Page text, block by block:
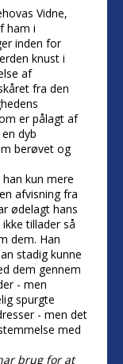
Vidne,
ham i
inden for
knust i
af
fra den
er pålagt af
dyb
berøvet og
kun mere
afvisning fra
ødelagt hans
tillader så
dem. Han
stadig kunne
dem gennem
- men
spurgte
- men det
med
brug for at